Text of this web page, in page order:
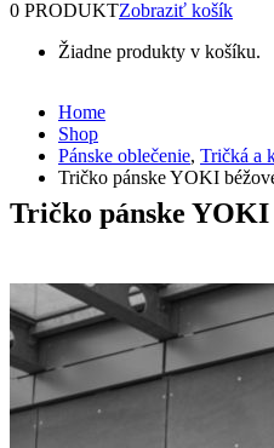
0 PRODUKTZobraziť košík
Žiadne produkty v košíku.
Home
Shop
Pánske oblečenie, Tričká a
Tričko pánske YOKI
Tričko pánske YOKI